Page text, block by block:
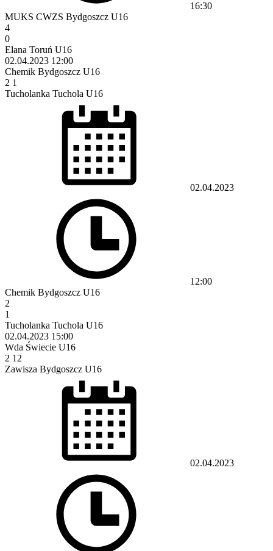
16:30
MUKS CWZS Bydgoszcz U16
4
0
Elana Toruń U16
02.04.2023 12:00
Chemik Bydgoszcz U16
2 1
Tucholanka Tuchola U16
02.04.2023
12:00
Chemik Bydgoszcz U16
2
1
Tucholanka Tuchola U16
02.04.2023 15:00
Wda Świecie U16
2 12
Zawisza Bydgoszcz U16
02.04.2023